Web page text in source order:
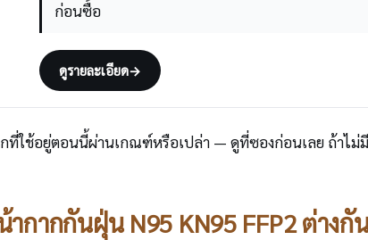
ก่อนซื้อ
ดูรายละเอียด→
ที่ใช้อยู่ตอนนี้ผ่านเกณฑ์หรือเปล่า — ดูที่ซองก่อนเลย ถ้าไม่
กากกันฝุ่น N95 KN95 FFP2 ต่างกั